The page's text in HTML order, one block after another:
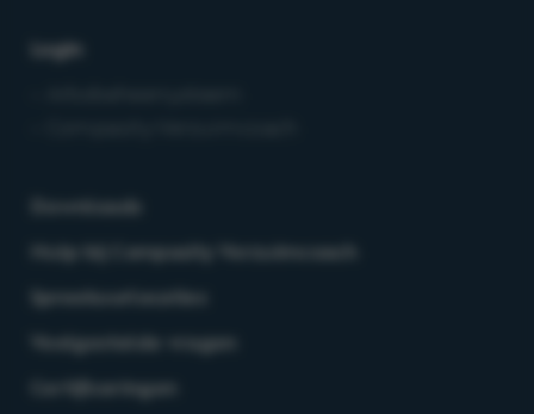
Login
Downloads
Hulp bij Compasity Verzuimcoach
Spreekuurlocaties
Veelgestelde vragen
Certificeringen